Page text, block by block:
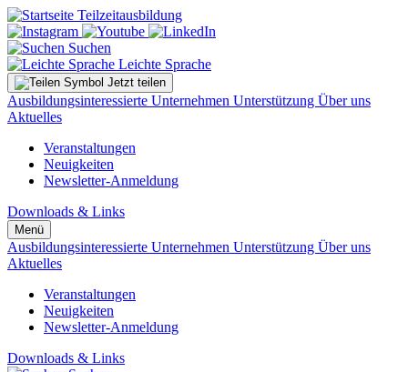
Suchen
Leichte Sprache
Jetzt teilen
Ausbildungsinteressierte Unternehmen Unterstützung Über uns
Aktuelles
Veranstaltungen
Neuigkeiten
Newsletter-Anmeldung
Downloads & Links
Menü
Ausbildungsinteressierte Unternehmen Unterstützung Über uns
Aktuelles
Veranstaltungen
Neuigkeiten
Newsletter-Anmeldung
Downloads & Links